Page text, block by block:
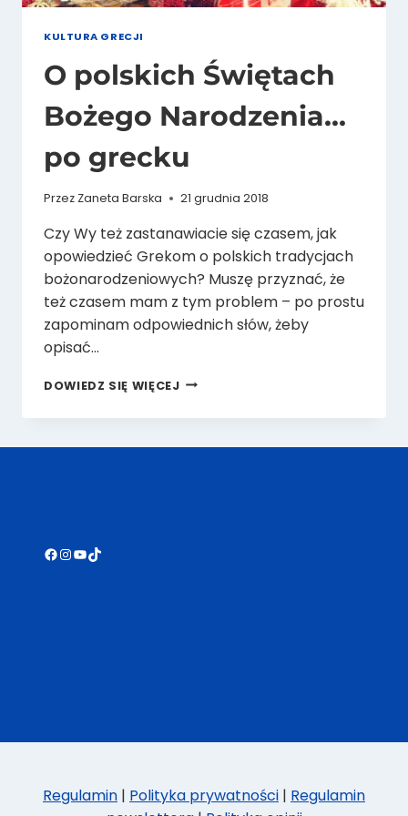
KULTURA GRECJI
O polskich Świętach
Bożego Narodzenia…
po grecku
Przez Zaneta Barska 21 grudnia 2018
Czy Wy też zastanawiacie się czasem, jak
opowiedzieć Grekom o polskich tradycjach
bożonarodzeniowych? Muszę przyznać, że
też czasem mam z tym problem – po prostu
zapominam odpowiednich słów, żeby
opisać…
DOWIEDZ SIĘ WIĘCEJO
ŚWIĘTACH
Facebook
Instagram
YouTube
TikTok
Regulamin | Polityka prywatności | Regulamin